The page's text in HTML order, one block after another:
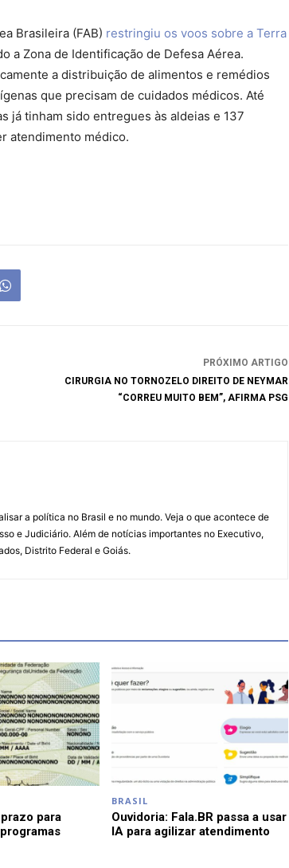
Brasileira (FAB) restringiu os voos sobre a Terra
a Zona de Identificação de Defesa Aérea.
a distribuição de alimentos e remédios
que precisam de cuidados médicos. Até
já tinham sido entregues às aldeias e 137
atendimento médico.
PRÓXIMO ARTIGO
CIRURGIA NO TORNOZELO DIREITO DE NEYMAR
“CORREU MUITO BEM”, AFIRMA PSG
a política no Brasil e no mundo. Veja o que acontece de
e Judiciário. Além de notícias importantes no Executivo,
Distrito Federal e Goiás.
para
BRASIL
Ouvidoria: Fala.BR passa a usar
IA para agilizar atendimento